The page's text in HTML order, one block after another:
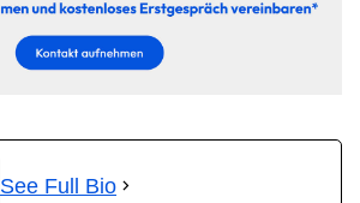
See Full Bio